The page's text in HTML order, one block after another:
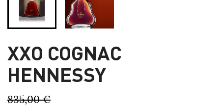
XXO COGNAC
HENNESSY
835,00 €